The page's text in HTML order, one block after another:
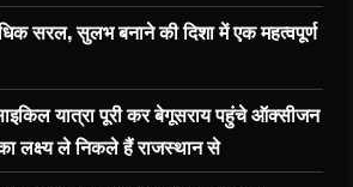
सरल, सुलभ बनाने की दिशा में एक महत्वपूर्ण
यात्रा पूरी कर बेगूसराय पहुंचे ऑक्सीजन
लक्ष्य ले निकले हैं राजस्थान से